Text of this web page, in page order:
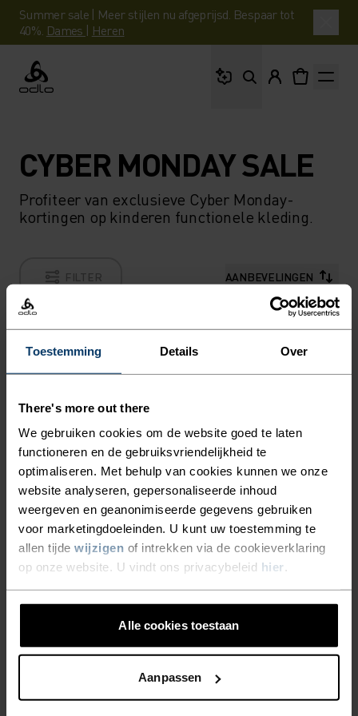
Toestemming Details Over
There's more out there
We gebruiken cookies om de website goed te laten
functioneren en de gebruiksvriendelijkheid te
optimaliseren. Met behulp van cookies kunnen we onze
website analyseren, gepersonaliseerde inhoud
weergeven en geanonimiseerde gegevens gebruiken
voor marketingdoeleinden. U kunt uw toestemming te
allen tijde wijzigen of intrekken via de cookieverklaring
op onze website. U vindt ons privacybeleid hier .
Alle cookies toestaan
Aanpassen
Summer sale | Meer stijlen nu afgeprijsd. Bespaar tot
40%. Dames | Heren
Odlo
CYBER MONDAY SALE
Profiteer van exclusieve Cyber Monday-
kortingen op kinderen functionele kleding.
FILTER AANBEVELINGEN
BLACK FRIDAY SALE KINDEREN